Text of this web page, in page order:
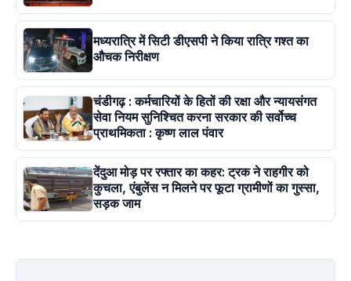
मध्यरात्रि में सिटी डीएसपी ने किया रात्रि गश्त का
औचक निरीक्षण
चंडीगढ़ : कर्मचारियों के हितों की रक्षा और न्यायसंगत
सेवा नियम सुनिश्चित करना सरकार की सर्वोच्च
प्राथमिकता : कृष्ण लाल पंवार
देंदुआ मोड़ पर रफ्तार का कहर: ट्रक ने राहगीर को
कुचला, एंबुलेंस न मिलने पर फूटा ग्रामीणों का गुस्सा,
सड़क जाम